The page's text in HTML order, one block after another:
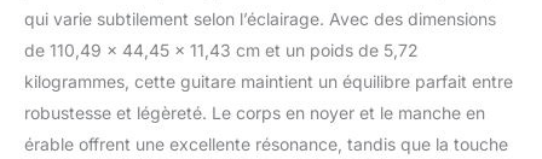
qui varie subtilement selon l’éclairage. Avec des dimensions
de 110,49 x 44,45 x 11,43 cm et un poids de 5,72
kilogrammes, cette guitare maintient un équilibre parfait entre
robustesse et légèreté. Le corps en noyer et le manche en
érable offrent une excellente résonance, tandis que la touche